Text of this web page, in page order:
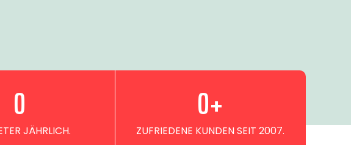
JÄHRLICH.
0
ZUFRIEDENE KUNDEN SEIT 2007.
0+